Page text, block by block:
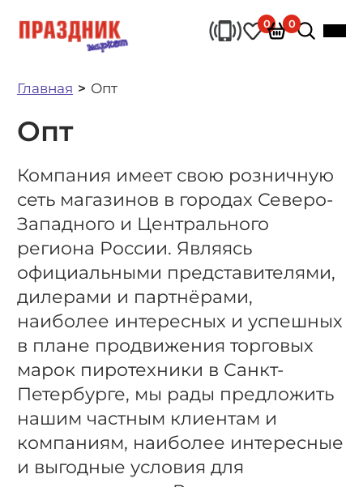
0 0
Главная Опт
Опт
Компания имеет свою розничную
сеть магазинов в городах Северо-
Западного и Центрального
региона России. Являясь
официальными представителями,
дилерами и партнёрами,
наиболее интересных и успешных
в плане продвижения торговых
марок пиротехники в Санкт-
Петербурге, мы рады предложить
нашим частным клиентам и
компаниям, наиболее интересные
и выгодные условия для